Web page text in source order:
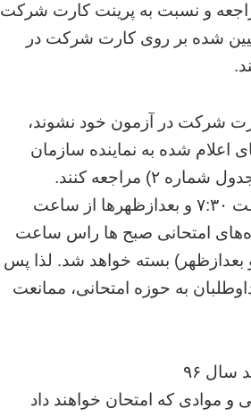
مراجعه و نسبت به پرینت کارت شرکت
شده بر روی کارت شرکت در
شرکت در آزمون خود نشوند،
اعلام شده به نماینده سازمان
مراجعه کنند.
شروع فرآیند برگزاری آزمون صبحها از ساعت ۷:۳۰ و بعدازظهرها از ساعت
امتحانی صبح ها راس ساعت
بعد از ظهرها راس ساعت ۱۴:۰۰ (دو بعدازظهر) بسته خواهد شد. لذا پس
به حوزه امتحانی، ممانعت
۹۶
و موادی که امتحان خواهند داد